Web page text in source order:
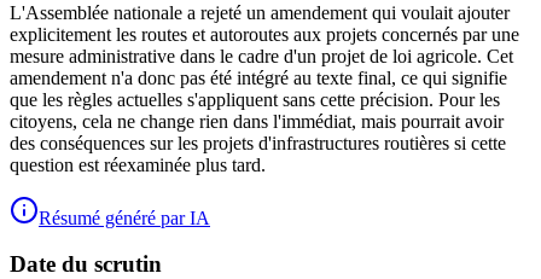
L'Assemblée nationale a rejeté un amendement qui voulait ajouter
explicitement les routes et autoroutes aux projets concernés par une
mesure administrative dans le cadre d'un projet de loi agricole. Cet
amendement n'a donc pas été intégré au texte final, ce qui signifie
que les règles actuelles s'appliquent sans cette précision. Pour les
citoyens, cela ne change rien dans l'immédiat, mais pourrait avoir
des conséquences sur les projets d'infrastructures routières si cette
question est réexaminée plus tard.
Résumé généré par IA
Date du scrutin